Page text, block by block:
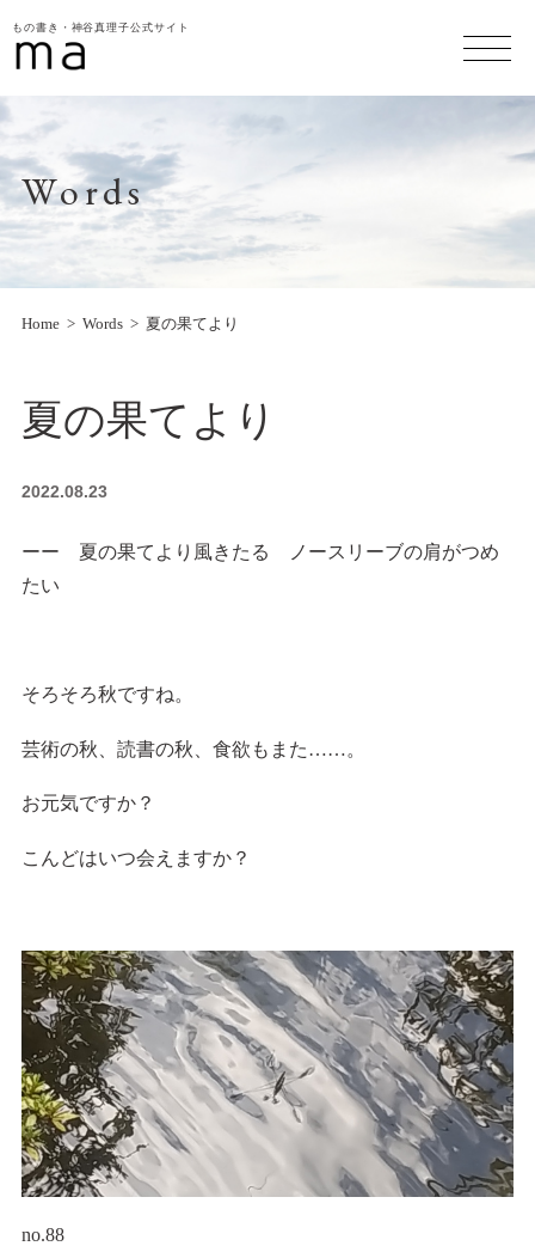
もの書き・神谷真理子公式サイト
Words
Home Words 夏の果てより
夏の果てより
2022.08.23
ーー 夏の果てより風きたる ノースリーブの肩がつめ
たい
そろそろ秋ですね。
芸術の秋、読書の秋、食欲もまた……。
お元気ですか？
こんどはいつ会えますか？
no.88